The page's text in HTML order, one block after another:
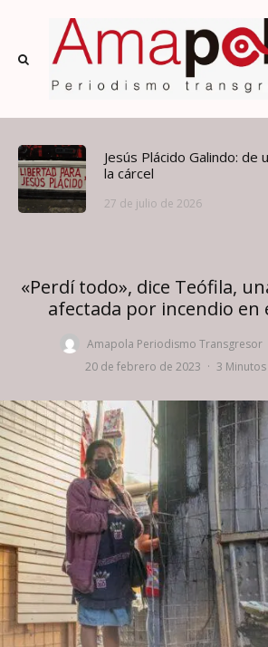
Jesús Plácido Galindo: de
la cárcel
27 de julio de 2026
«Perdí todo», dice Teófila,
afectada por incendio en
Amapola Periodismo Transgresor
20 de febrero de 2023 · 3